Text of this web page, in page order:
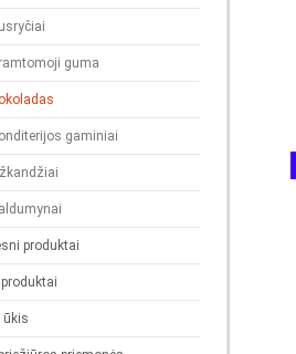
guma
gaminiai
produktai
ūkis